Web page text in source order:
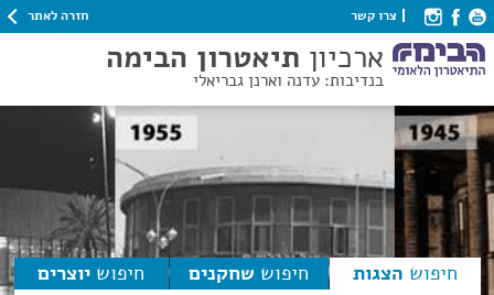
צרו קשר חזרה לאתר
ארכיון תיאטרון הבימה
בנדיבות: עדנה וארנן גבריאלי
חיפוש הצגות חיפוש שחקנים חיפוש יוצרים